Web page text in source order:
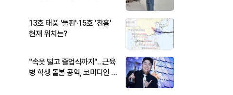
13호 태풍 '돌핀'·15호 '찬홈'
현재 위치는?
"속옷 빨고 졸업식까지"…근육
병 학생 돌본 공익, 코미디언 김